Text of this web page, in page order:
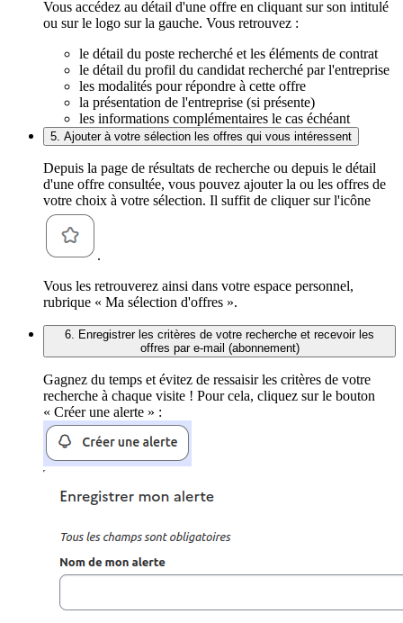
Vous accédez au détail d'une offre en cliquant sur son intitulé
ou sur le logo sur la gauche. Vous retrouvez :
le détail du poste recherché et les éléments de contrat
le détail du profil du candidat recherché par l'entreprise
les modalités pour répondre à cette offre
la présentation de l'entreprise (si présente)
les informations complémentaires le cas échéant
5. Ajouter à votre sélection les offres qui vous intéressent
Depuis la page de résultats de recherche ou depuis le détail
d'une offre consultée, vous pouvez ajouter la ou les offres de
votre choix à votre sélection. Il suffit de cliquer sur l'icône
.
Vous les retrouverez ainsi dans votre espace personnel,
rubrique « Ma sélection d'offres ».
6. Enregistrer les critères de votre recherche et recevoir les
offres par e-mail (abonnement)
Gagnez du temps et évitez de ressaisir les critères de votre
recherche à chaque visite ! Pour cela, cliquez sur le bouton
« Créer une alerte » :